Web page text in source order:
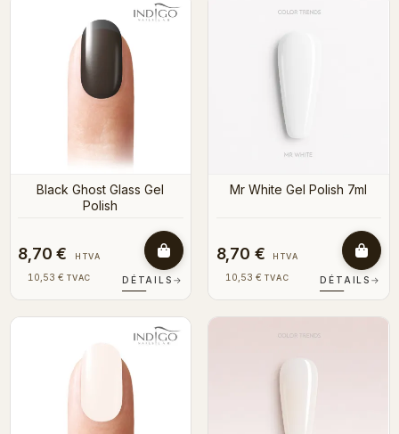
Black Ghost Glass Gel
Polish
8,70 € HTVA
10,53 € TVAC DÉTAILS →
Mr White Gel Polish 7ml
8,70 € HTVA
10,53 € TVAC DÉTAILS →